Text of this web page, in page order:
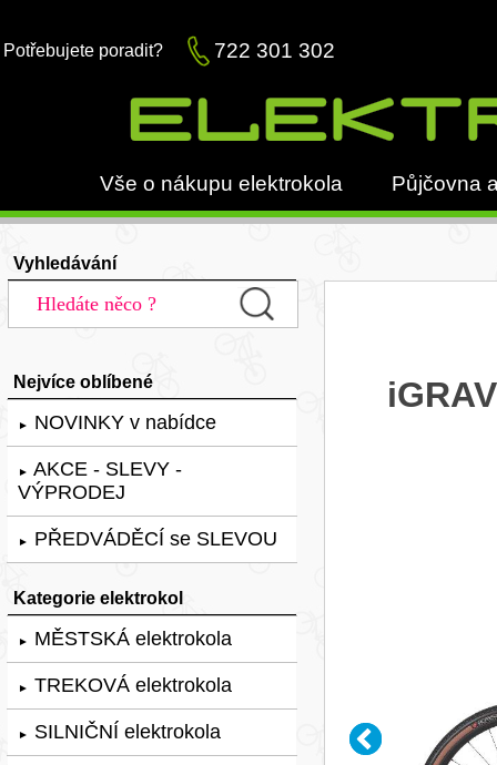
Potřebujete poradit? 722 301 302
Vše o nákupu elektrokola Půjčovna
Vyhledávání
Nejvíce oblíbené
► NOVINKY v nabídce
► AKCE - SLEVY -
VÝPRODEJ
► PŘEDVÁDĚCÍ se SLEVOU
Kategorie elektrokol
► MĚSTSKÁ elektrokola
► TREKOVÁ elektrokola
► SILNIČNÍ elektrokola